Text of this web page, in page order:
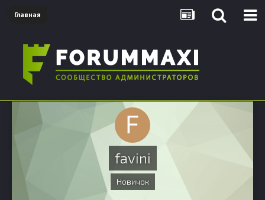
Главная
favini
Новичок